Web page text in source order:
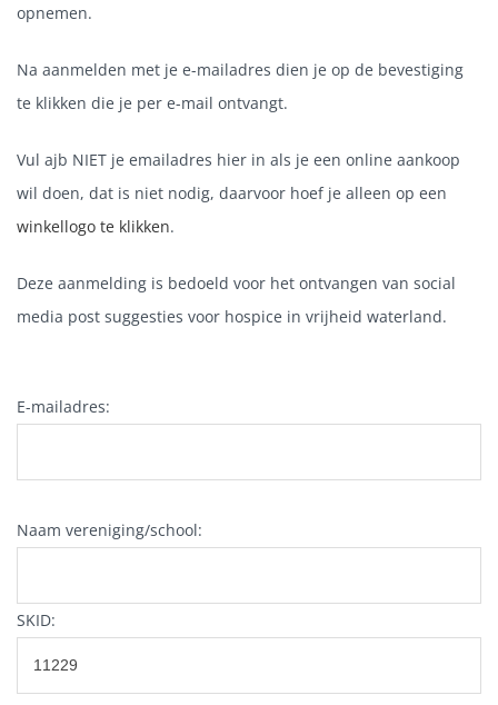
opnemen.
Na aanmelden met je e-mailadres dien je op de bevestiging
te klikken die je per e-mail ontvangt.
Vul ajb NIET je emailadres hier in als je een online aankoop
wil doen, dat is niet nodig, daarvoor hoef je alleen op een
winkellogo te klikken.
Deze aanmelding is bedoeld voor het ontvangen van social
media post suggesties voor hospice in vrijheid waterland.
E-mailadres:
Naam vereniging/school:
SKID: